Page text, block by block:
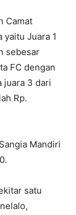
Camat
yaitu Juara 1
sebesar
FC dengan
juara 3 dari
Rp.
Mandiri
satu